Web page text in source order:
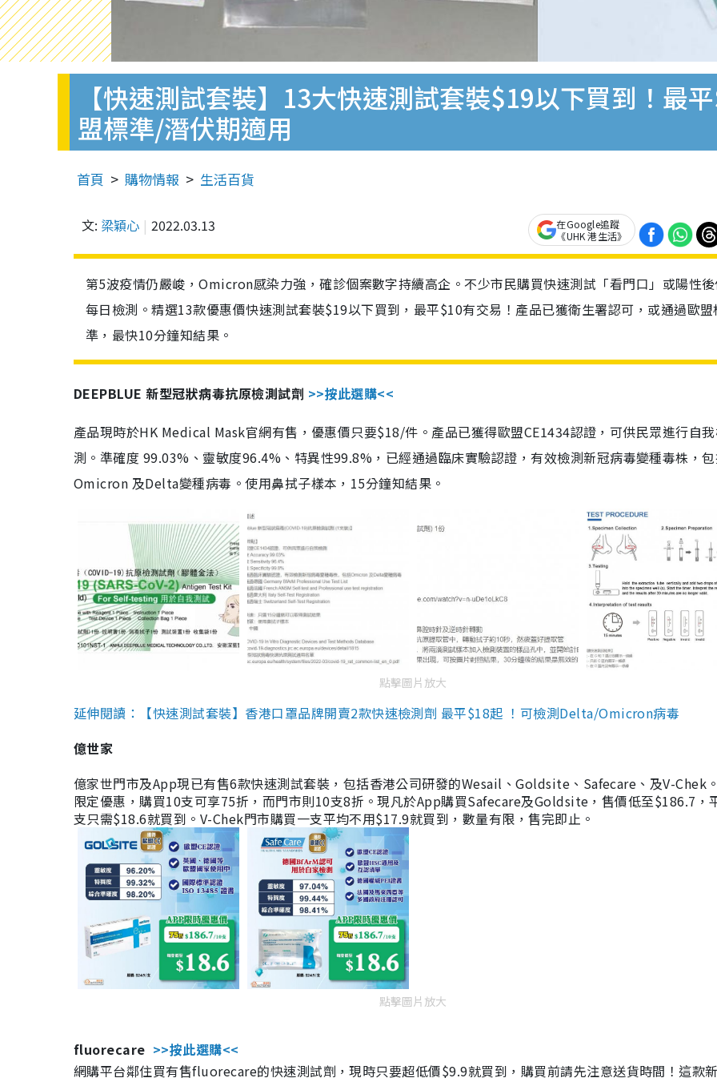
【快速測試套裝】13大快速測試套裝$19以下買到！最
盟標準/潛伏期適用
首頁 購物情報 生活百貨
文: 梁穎心 2022.03.13
在Google追蹤
《UHK 港生活》
第5波疫情仍嚴峻，Omicron感染力強，確診個案數字持續高企。不少市民購買快速測試「看門口」或陽性
每日檢測。精選13款優惠價快速測試套裝$19以下買到，最平$10有交易！產品已獲衛生署認可，或通過歐盟
準，最快10分鐘知結果。
DEEPBLUE 新型冠狀病毒抗原檢測試劑 >>按此選購<<
產品現時於HK Medical Mask官網有售，優惠價只要$18/件。產品已獲得歐盟CE1434認證，可供民眾進行自
測。準確度 99.03%、靈敏度96.4%、特異性99.8%，已經通過臨床實驗認證，有效檢測新冠病毒變種毒株，
Omicron 及Delta變種病毒。使用鼻拭子樣本，15分鐘知結果。
點擊圖片放大
延伸閱讀：【快速測試套裝】香港口罩品牌開賣2款快速檢測劑 最平$18起 ！可檢測Delta/Omicron病毒
億世家
億家世門市及App現已有售6款快速測試套裝，包括香港公司研發的Wesail、Goldsite、Safecare、及V-Chek
限定優惠，購買10支可享75折，而門市則10支8折。現凡於App購買Safecare及Goldsite，售價低至$186.7，
支只需$18.6就買到。V-Chek門市購買一支平均不用$17.9就買到，數量有限，售完即止。
點擊圖片放大
fluorecare >>按此選購<<
網購平台鄰住買有售fluorecare的快速測試劑，現時只要超低價$9.9就買到，購買前請先注意送貨時間！這款